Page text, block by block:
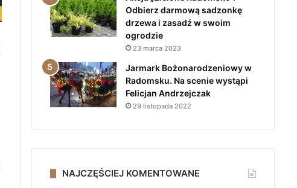
Odbierz darmową sadzonkę
drzewa i zasadź w swoim
ogrodzie
23 marca 2023
Jarmark Bożonarodzeniowy w
Radomsku. Na scenie wystąpi
Felicjan Andrzejczak
29 listopada 2022
NAJCZĘŚCIEJ KOMENTOWANE